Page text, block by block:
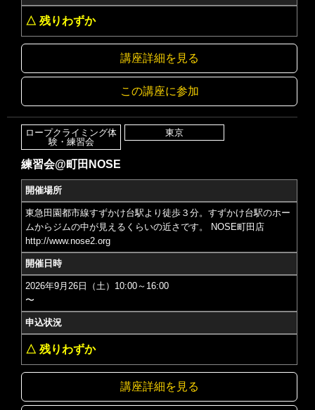
△ 残りわずか
講座詳細を見る
この講座に参加
ロープクライミング体
験・練習会
東京
練習会@町田NOSE
開催場所
東急田園都市線すずかけ台駅より徒歩３分。すずかけ台駅のホー
ムからジムの中が見えるくらいの近さです。 NOSE町田店
http://www.nose2.org
開催日時
2026年9月26日（土）10:00～16:00
〜
申込状況
△ 残りわずか
講座詳細を見る